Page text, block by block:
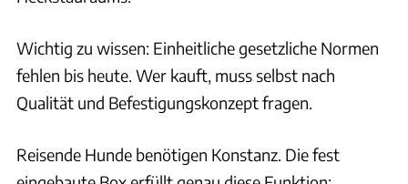
Wichtig zu wissen: Einheitliche gesetzliche Normen
fehlen bis heute. Wer kauft, muss selbst nach
Qualität und Befestigungskonzept fragen.
Reisende Hunde benötigen Konstanz. Die fest